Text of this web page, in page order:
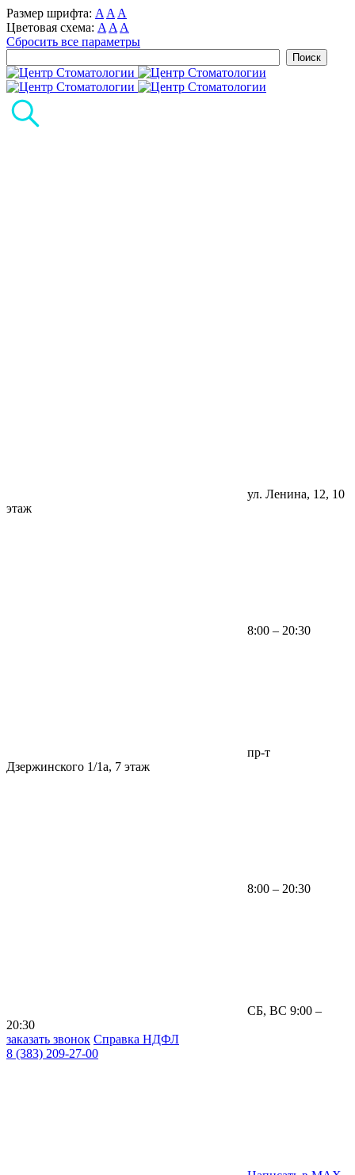
Размер шрифта: A A A
Цветовая схема: A A A
Сбросить все параметры
ул. Ленина, 12, 10
этаж
8:00 – 20:30
пр-т
Дзержинского 1/1а, 7 этаж
8:00 – 20:30
СБ, ВС 9:00 –
20:30
заказать звонок Справка НДФЛ
8 (383) 209-27-00